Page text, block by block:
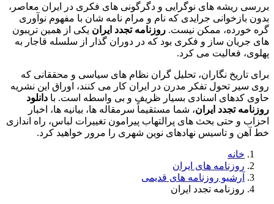
بررسی ریشه های نوگرایی و دگرگونی های فکری در ایران معاصر،
بدون بازخوانی جرایدی که نام و مرام نامه شان با مفهوم نوآوری
گره خورده، ممکن نیست. روزنامه تجدد ایران یکی از همین تریبون
های جریان ساز و فکری بود که در دوران گذار از سلسله قاجار به
پهلوی، فعالیت می کرد.
برای تاریخ نگاران، تحلیل گران نظام های سیاسی و محققانی که
روی سیر تحول تفکر مدرن در ایران کار می کنند، اوراق این نشریه
حاوی کدهای اسنادی بسیار ظریف و بی واسطه است. با دانلود
روزنامه تجدد ایران، شما مستقیماً سرمقاله ها، بیانیه ها، اخبار
احزاب و حتی بحث های پرالتهاب پیرامون تغییرات لباس، راه اندازی
خط آهن و تاسیس نهادهای نوین شهری را مرور خواهید کرد.
خانه
روزنامه های ایران
آرشیو روزنامه های قدیمی
روزنامه تجدد ایران